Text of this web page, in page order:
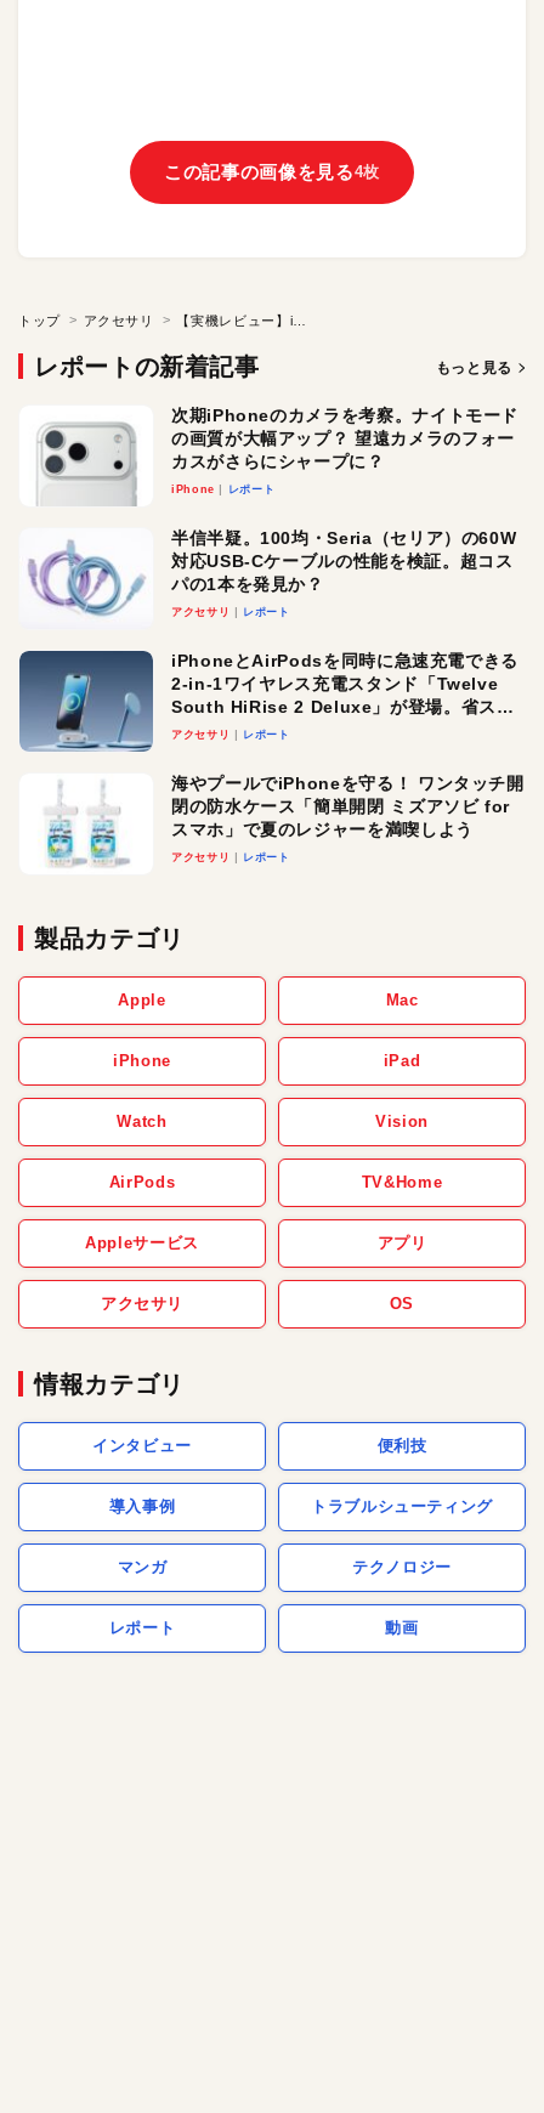
この記事の画像を見る4枚
トップ アクセサリ
レポートの新着記事 もっと見る
次期iPhoneのカメラを考察。ナイトモード
の画質が大幅アップ？ 望遠カメラのフォー
カスがさらにシャープに？
iPhone レポート
半信半疑。100均・Seria（セリア）の60W
対応USB-Cケーブルの性能を検証。超コス
パの1本を発見か？
アクセサリ レポート
iPhoneとAirPodsを同時に急速充電できる
2-in-1ワイヤレス充電スタンド「Twelve
South HiRise 2 Deluxe」が登場。省スペ
ースでおしゃれに充電したい人にオスス
アクセサリ レポート
海やプールでiPhoneを守る！ ワンタッチ開
閉の防水ケース「簡単開閉 ミズアソビ for
スマホ」で夏のレジャーを満喫しよう
アクセサリ レポート
製品カテゴリ
Apple Mac
iPhone iPad
Watch Vision
AirPods TV&Home
Appleサービス アプリ
アクセサリ OS
情報カテゴリ
インタビュー 便利技
導入事例 トラブルシューティング
マンガ テクノロジー
レポート 動画